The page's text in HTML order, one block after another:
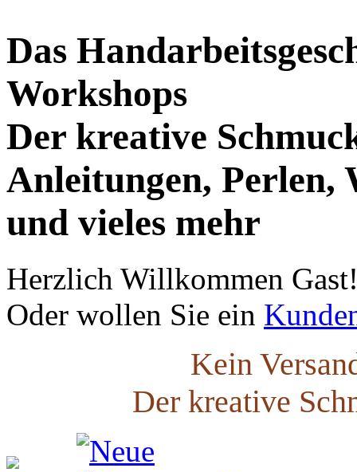
Das
Workshops
Der kreative
Anleitungen, Perlen,
und vieles mehr
Herzlich Willkommen
Oder wollen Sie ein
Kein
Der kreative